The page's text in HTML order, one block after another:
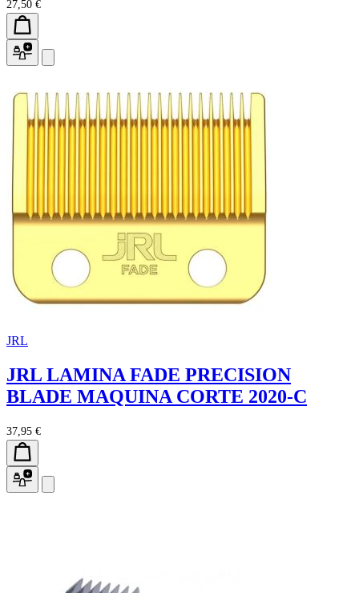
27,50 €
JRL
JRL LAMINA FADE PRECISION
BLADE MAQUINA CORTE 2020-C
37,95 €